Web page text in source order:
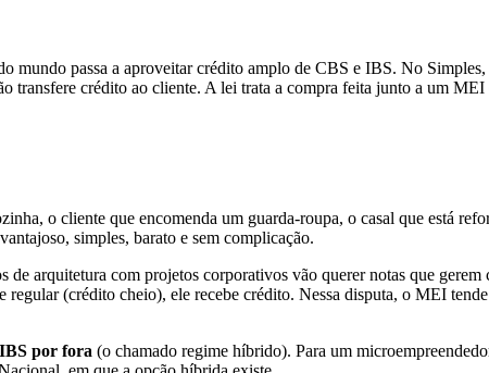
passa a aproveitar crédito amplo de CBS e IBS. No
transfere crédito ao cliente. A lei trata a compra feita junto a um
o cliente que encomenda um guarda-roupa, o casal que está
simples, barato e sem complicação.
de arquitetura com projetos corporativos vão querer notas que
(crédito cheio), ele recebe crédito. Nessa disputa, o MEI
por fora (o chamado regime híbrido). Para um